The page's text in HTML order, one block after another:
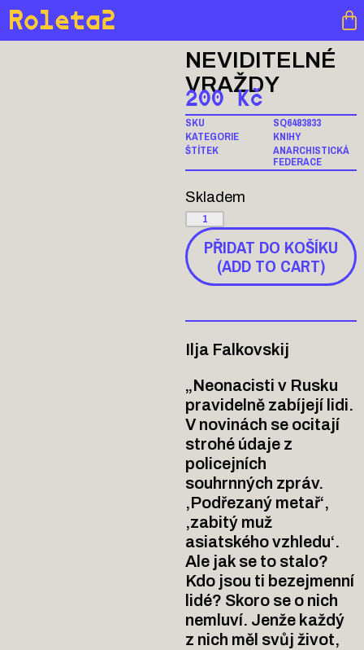
Roleta2
NEVIDITELNÉ
VRAŽDY
200 Kč
SKU
SQ6483833
KATEGORIE
KNIHY
ŠTÍTEK
ANARCHISTICKÁ
FEDERACE
Skladem
PŘIDAT DO KOŠÍKU
(ADD TO CART)
Ilja Falkovskij
„Neonacisti v Rusku
pravidelně zabíjejí lidi.
V novinách se ocitají
strohé údaje z
policejních
souhrnných zpráv.
,Podřezaný metař‘,
,zabitý muž
asiatského vzhledu‘.
Ale jak se to stalo?
Kdo jsou ti bezejmenní
lidé? Skoro se o nich
nemluví. Jenže každý
z nich měl svůj život,